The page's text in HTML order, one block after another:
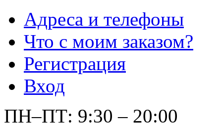
Адреса и телефоны
Что с моим заказом?
Регистрация
Вход
ПН–ПТ: 9:30 – 20:00